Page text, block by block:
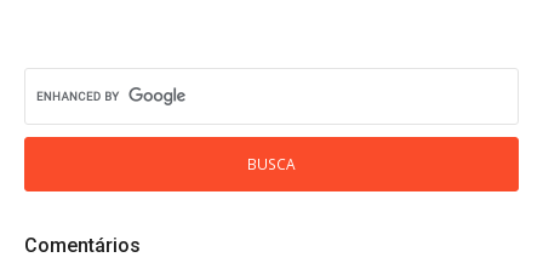
Comentários